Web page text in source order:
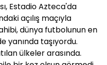
Estadio Azteca'da
açılış maçıyla
dünya futbolunun en
yanında taşıyordu.
ülkeler arasında.